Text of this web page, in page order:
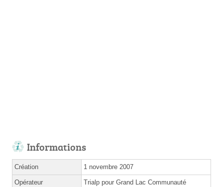
Informations
Création 1 novembre 2007
Opérateur
Trialp pour Grand Lac Communauté